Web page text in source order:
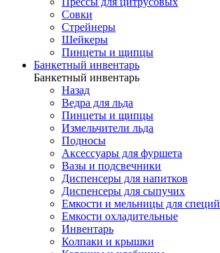
Совки
Стрейнеры
Шейкеры
Пинцеты и щипцы
Банкетный инвентарь
Банкетный инвентарь
Назад
Ведра для льда
Пинцеты и щипцы
Измельчители льда
Подносы
Аксессуары для фуршета
Вазы и подсвечники
Диспенсеры для напитков
Диспенсеры для сыпучих
Емкости и мельницы для специй
Емкости охладительные
Инвентарь
Колпаки и крышки